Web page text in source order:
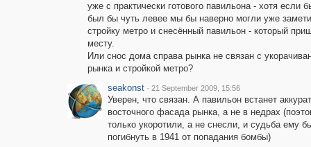
уже с практически готового павильона - хотя если
был бы чуть левее мы бы наверно могли уже
стройку метро и снесённый павильон - который
месту.
Или снос дома справа рынка не связан с
рынка и стройкой метро?
seakonst · 21 September 2009, 15:56
Уверен, что связан. А павильон встанет
восточного фасада рынка, а не в недрах
только укоротили, а не снесли, и судьба ему
погибнуть в 1941 от попадания бомбы)